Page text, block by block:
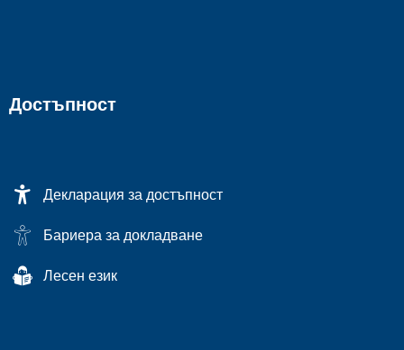
Достъпност
Декларация за достъпност
Бариера за докладване
Лесен език